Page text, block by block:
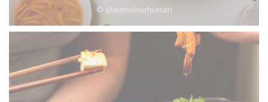
© @monsieurhuman